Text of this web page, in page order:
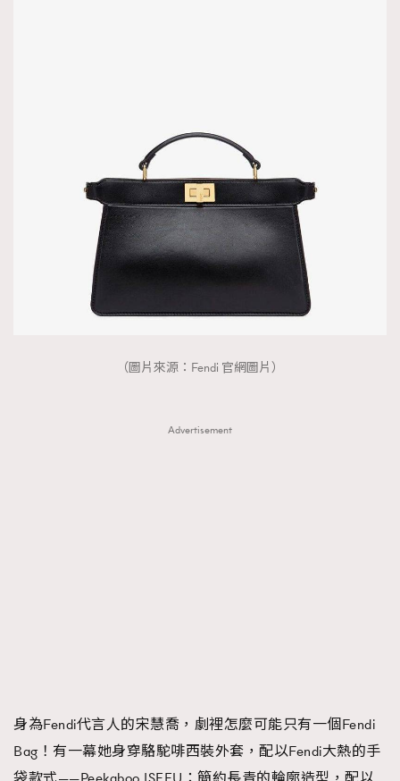
（圖片來源：Fendi 官網圖片）
Advertisement
身為Fendi代言人的宋慧喬，劇裡怎麼可能只有一個Fendi
Bag！有一幕她身穿駱駝啡西裝外套，配以Fendi大熱的手